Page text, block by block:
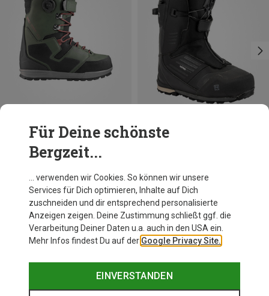
Du sparst 16% Du sparst 49%
Andere Kunden kauften auch
Für Deine schönste
Bergzeit...
… verwenden wir Cookies. So können wir unsere
Services für Dich optimieren, Inhalte auf Dich
zuschneiden und dir entsprechend personalisierte
Anzeigen zeigen. Deine Zustimmung schließt ggf. die
Verarbeitung Deiner Daten u.a. auch in den USA ein.
Mehr Infos findest Du auf der Google Privacy Site.
EINVERSTANDEN